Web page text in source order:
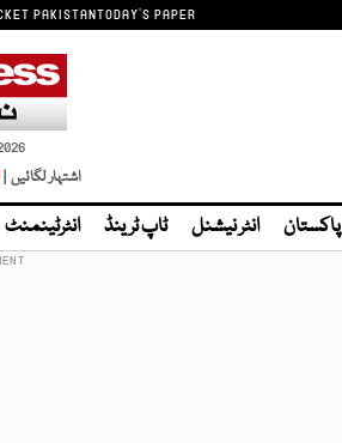
PAKISTANTODAY'S PAPER
اشتہار لگائیں |
پاکستان انٹر نیشنل ٹاپ ٹرینڈ انٹرٹینمنٹ